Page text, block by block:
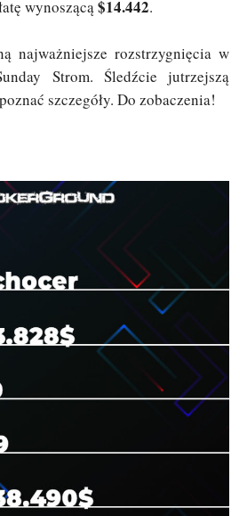
wynoszącą$14.442.
najważniejsze rozstrzygnięcia w
Strom. Śledźcie jutrzejszą
szczegóły. Do zobaczenia!